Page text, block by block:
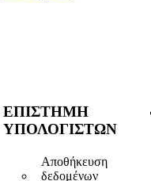
ΕΠΙΣΤΉΜΗ
ΥΠΟΛΟΓΙΣΤΏΝ
Αποθήκευση
δεδομένων